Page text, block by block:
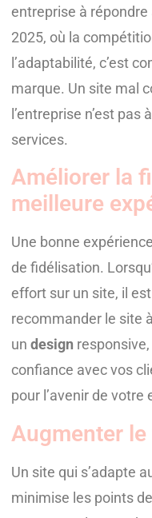
entreprise à
2025, où la
l’adaptabilité, c’est
marque. Un site mal
l’entreprise n’est
services.
Améliorer la
meilleure
Une bonne
de fidélisation.
effort sur un site, il
recommander le site
un design
confiance avec vos
pour l’avenir de votre
Augmenter
Un site qui s’adapte
minimise les points